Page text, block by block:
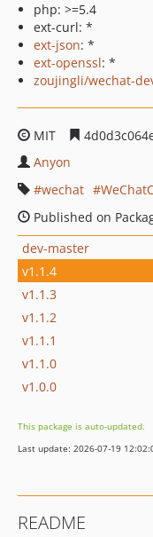
php: >=5.4
ext-curl: *
ext-json: *
ext-openssl: *
zoujingli/wechat-
MIT
Anyon
wechat
Published on
dev-master
v1.1.4
v1.1.3
v1.1.2
v1.1.1
v1.1.0
v1.0.0
This package is auto-updated.
Last update: 2026-07-19
README